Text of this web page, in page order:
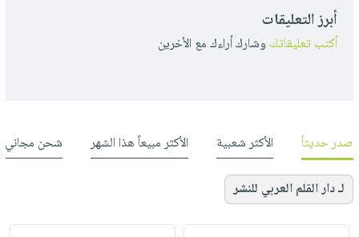
أبرز التعليقات
أكتب تعليقاتك وشارك أراءك مع الأخرين
صدر حديثاً الأكثر شعبية الأكثر مبيعاً هذا الشهر شحن مجاني
لـ دار القلم العربي للنشر